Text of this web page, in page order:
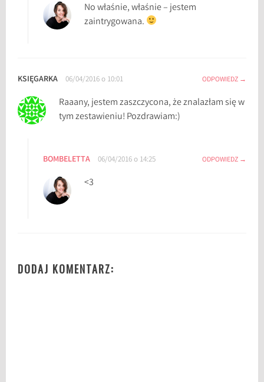
No właśnie, właśnie – jestem
zaintrygowana.
KSIĘGARKA 06/04/2016 o 10:01 ODPOWIEDZ
Raaany, jestem zaszczycona, że znalazłam się w
tym zestawieniu! Pozdrawiam:)
BOMBELETTA 06/04/2016 o 14:25 ODPOWIEDZ
<3
DODAJ KOMENTARZ: